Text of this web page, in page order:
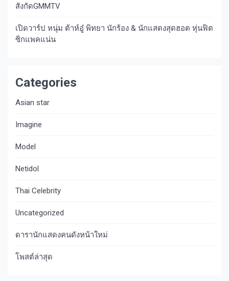
สังกัดGMMTV
เปิดวาร์ป หนุ่ม ต้าห์อู๋ พิทยา นักร้อง & นักแสดงสุดฮอต หุ่นฟิต
ซิกแพคแน่น
Categories
Asian star
Imagine​
Model
Netidol
Thai Celebrity
Uncategorized
ดารานักแสดงคนดังหน้าใหม่
โพสต์ล่าสุด